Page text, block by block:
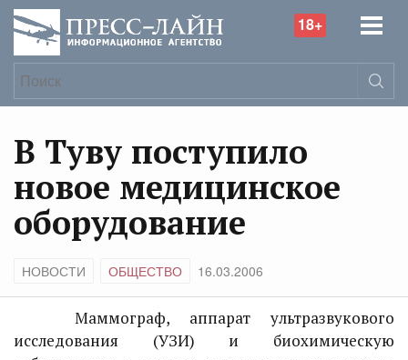
18+
В Туву поступило
новое медицинское
оборудование
НОВОСТИ ОБЩЕСТВО 16.03.2006
Маммограф, аппарат ультразвукового
исследования (УЗИ) и биохимическую